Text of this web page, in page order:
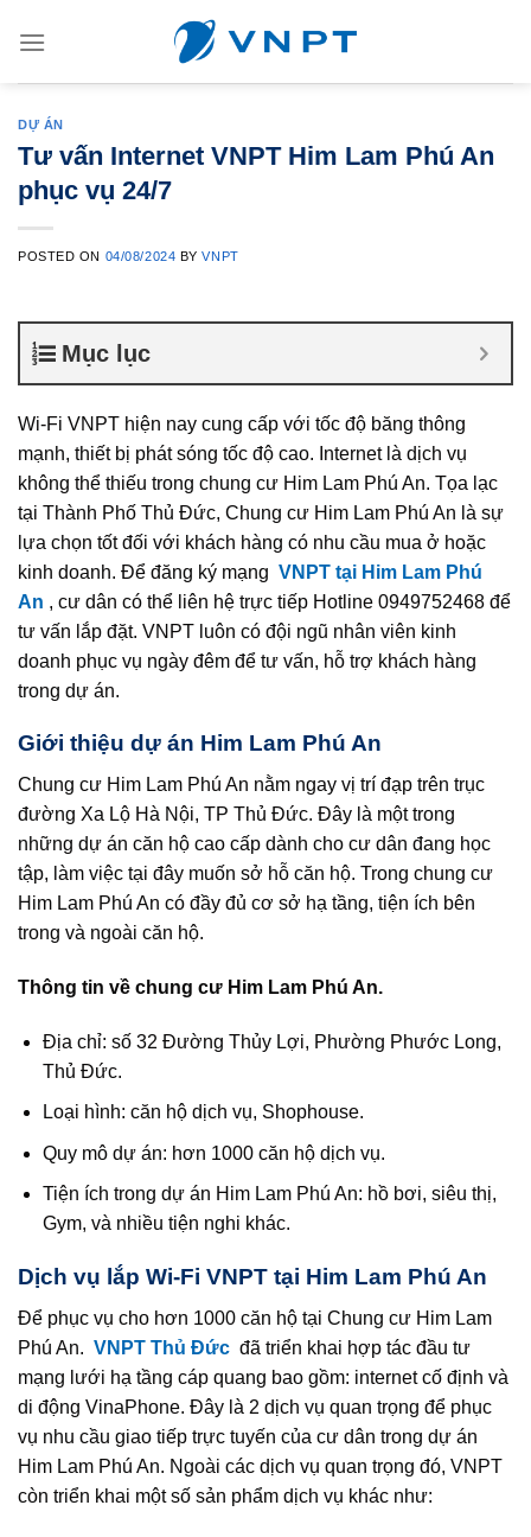
DỰ ÁN
Tư vấn Internet VNPT Him Lam Phú An
phục vụ 24/7
POSTED ON 04/08/2024 BYVNPT
Mục lục
Wi-Fi VNPT hiện nay cung cấp với tốc độ băng thông
mạnh, thiết bị phát sóng tốc độ cao. Internet là dịch vụ
không thể thiếu trong chung cư Him Lam Phú An. Tọa lạc
tại Thành Phố Thủ Đức, Chung cư Him Lam Phú An là sự
lựa chọn tốt đối với khách hàng có nhu cầu mua ở hoặc
kinh doanh. Để đăng ký mạng VNPT tại Him Lam Phú
An , cư dân có thể liên hệ trực tiếp Hotline 0949752468 để
tư vấn lắp đặt. VNPT luôn có đội ngũ nhân viên kinh
doanh phục vụ ngày đêm để tư vấn, hỗ trợ khách hàng
trong dự án.
Giới thiệu dự án Him Lam Phú An
Chung cư Him Lam Phú An nằm ngay vị trí đạp trên trục
đường Xa Lộ Hà Nội, TP Thủ Đức. Đây là một trong
những dự án căn hộ cao cấp dành cho cư dân đang học
tập, làm việc tại đây muốn sở hỗ căn hộ. Trong chung cư
Him Lam Phú An có đầy đủ cơ sở hạ tầng, tiện ích bên
trong và ngoài căn hộ.
Thông tin về chung cư Him Lam Phú An.
Địa chỉ: số 32 Đường Thủy Lợi, Phường Phước Long,
Thủ Đức.
Loại hình: căn hộ dịch vụ, Shophouse.
Quy mô dự án: hơn 1000 căn hộ dịch vụ.
Tiện ích trong dự án Him Lam Phú An: hồ bơi, siêu thị,
Gym, và nhiều tiện nghi khác.
Dịch vụ lắp Wi-Fi VNPT tại Him Lam Phú An
Để phục vụ cho hơn 1000 căn hộ tại Chung cư Him Lam
Phú An. VNPT Thủ Đức đã triển khai hợp tác đầu tư
mạng lưới hạ tầng cáp quang bao gồm: internet cố định và
di động VinaPhone. Đây là 2 dịch vụ quan trọng để phục
vụ nhu cầu giao tiếp trực tuyến của cư dân trong dự án
Him Lam Phú An. Ngoài các dịch vụ quan trọng đó, VNPT
còn triển khai một số sản phẩm dịch vụ khác như: